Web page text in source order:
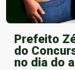
Prefeito
do
no dia do